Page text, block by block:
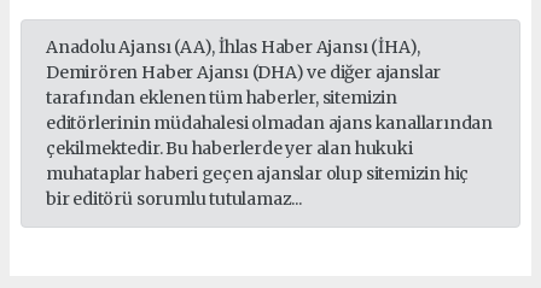
Anadolu Ajansı (AA), İhlas Haber Ajansı (İHA),
Demirören Haber Ajansı (DHA) ve diğer ajanslar
tarafından eklenen tüm haberler, sitemizin
editörlerinin müdahalesi olmadan ajans kanallarından
çekilmektedir. Bu haberlerde yer alan hukuki
muhataplar haberi geçen ajanslar olup sitemizin hiç
bir editörü sorumlu tutulamaz...